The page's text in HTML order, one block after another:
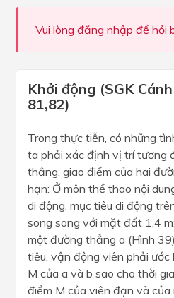
Vui lòng đăng nhập để hỏi
Khởi động (SGK
81,82)
Trong thực tiễn, có những
ta phải xác định vị trí tương
thẳng, giao điểm của hai
hạn: Ở môn thể thao nội
di động, mục tiêu di động
song song với mặt đất 1,4
một đường thẳng a (Hình
tiêu, vận động viên phải ước
M của a và b sao cho thời
điểm M của viên đạn và của